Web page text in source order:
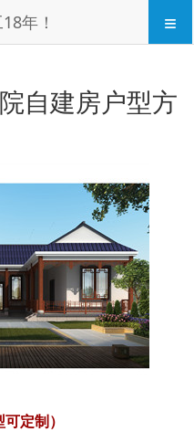
年！ ≡
自建房户型方
定制）